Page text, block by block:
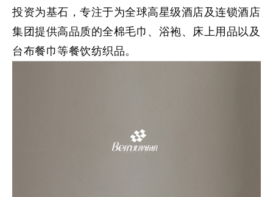
投资为基石， 专注于为全球高星级酒店及连锁酒店
集团提供高品质的全棉毛巾、浴袍、床上用品以及
台布餐巾等餐饮纺织品。